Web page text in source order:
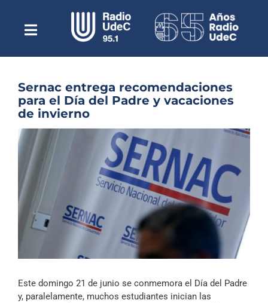
contenidoToggle
NavigationEscuchar Radio UdeC en vivo
Programación
Podcast
Noticias
Reportajes
Columnas
Música Clásica
Especiales
Archivo Sonoro
Sernac entrega recomendaciones
para el Día del Padre y vacaciones
de invierno
Ver
imagen
más
grande
Este domingo 21 de junio se conmemora el Día del Padre
y, paralelamente, muchos estudiantes inician las